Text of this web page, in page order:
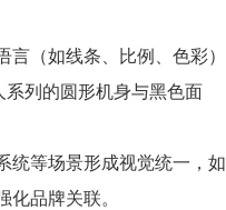
（如线条、比例、色彩）
系列的圆形机身与黑色面
统等场景形成视觉统一，如
化品牌关联。